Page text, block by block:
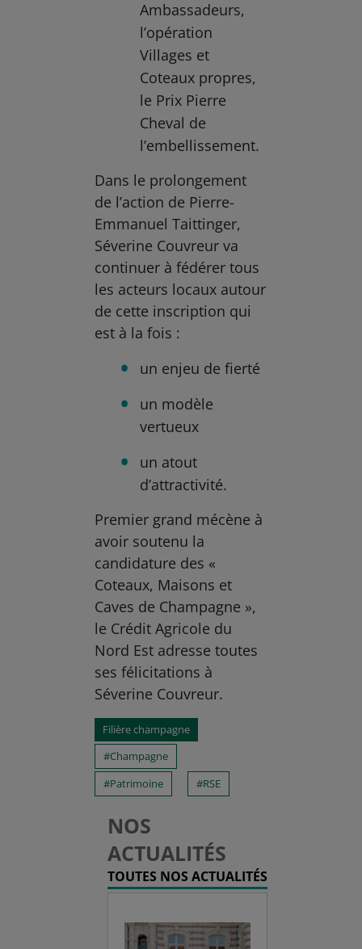
Ambassadeurs,
l’opération
Villages et
Coteaux propres,
le Prix Pierre
Cheval de
l’embellissement.
Dans le prolongement
de l’action de Pierre-
Emmanuel Taittinger,
Séverine Couvreur va
continuer à fédérer tous
les acteurs locaux autour
de cette inscription qui
est à la fois :
un enjeu de fierté
un modèle
vertueux
un atout
d’attractivité.
Premier grand mécène à
avoir soutenu la
candidature des «
Coteaux, Maisons et
Caves de Champagne »,
le Crédit Agricole du
Nord Est adresse toutes
ses félicitations à
Séverine Couvreur.
Filière champagne
Champagne
Patrimoine
RSE
NOS
ACTUALITÉS
TOUTES NOS ACTUALITÉS